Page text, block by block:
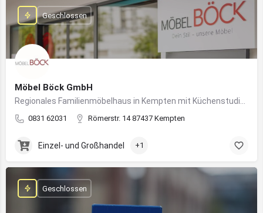
Möbel Böck GmbH
0831 62031 Römerstr. 14 87437 Kempten
Geschlossen
Einzel- und Großhandel +1
Geschlossen